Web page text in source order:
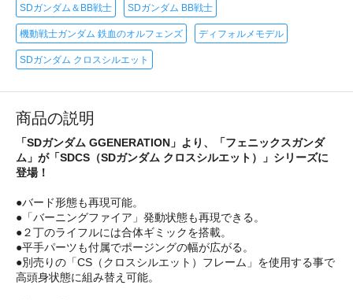
SDガンダム＆BB戦士 SDガンダム BB戦士
機動戦士ガンダム 鉄血のオルフェンズ ディフォルメモデル
SDガンダム クロスシルエット
商品の説明
「SDガンダム GGENERATION」より、「フェニックスガンダ
ム」が「SDCS（SDガンダム クロスシルエット）」シリーズに
登場！
●バード形態も再現可能。
●「バーニングファイア」発動状態も再現できる。
●２丁のライフルには合体ギミックを搭載。
●平手パーツも付属でポージングの幅が広がる。
●別売りの「CS（クロスシルエット）フレーム」を使用する事で
高頭身状態に組み替え可能。